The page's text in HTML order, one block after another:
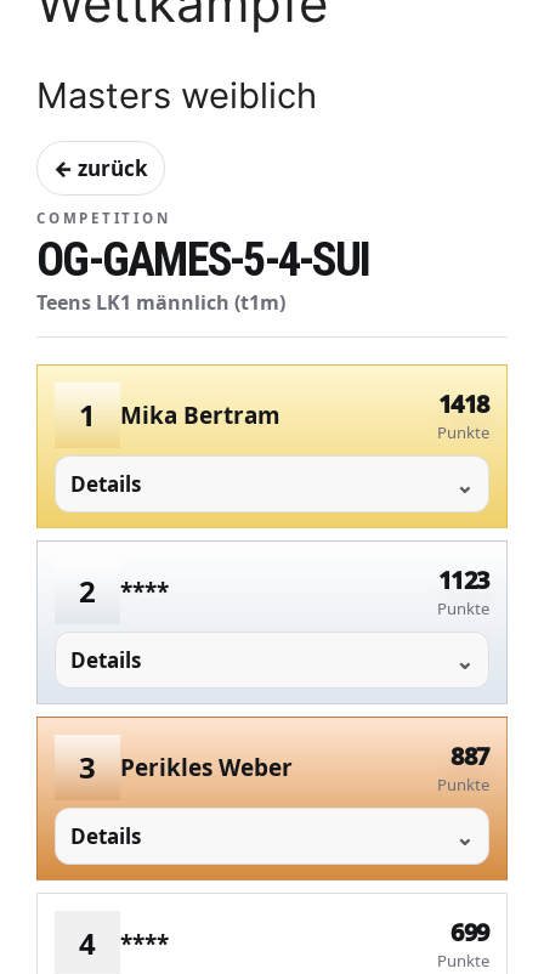
Masters weiblich
← zurück
COMPETITION
OG-GAMES-5-4-SUI
Teens LK1 männlich (t1m)
1 Mika Bertram 1418
Punkte
Details
2 **** 1123
Punkte
Details
3 Perikles Weber 887
Punkte
Details
4 **** 699
Punkte